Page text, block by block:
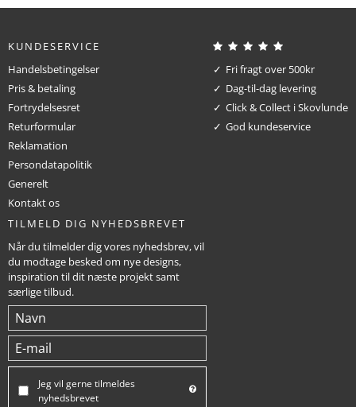
KUNDESERVICE
Handelsbetingelser
Pris & betaling
Fortrydelsesret
Returformular
Reklamation
Persondatapolitik
Generelt
Kontakt os
Fri fragt over 500kr
Dag-til-dag levering
Click & Collect i Skovlunde
God kundeservice
TILMELD DIG NYHEDSBREVET
Når du tilmelder dig vores nyhedsbrev, vil
du modtage besked om nye designs,
inspiration til dit næste projekt samt
særlige tilbud.
Jeg vil gerne tilmeldes
nyhedsbrevet